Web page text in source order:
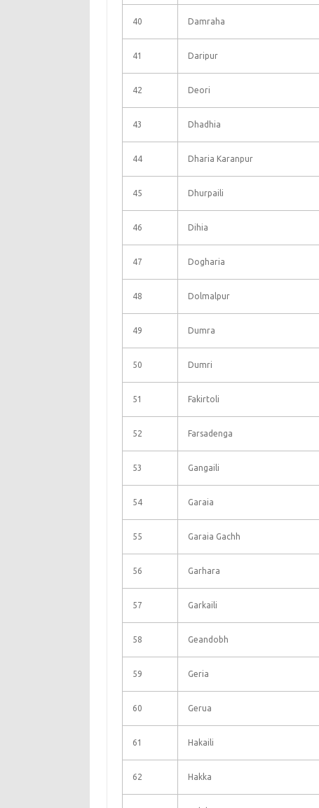
40 Damraha
41 Daripur
42 Deori
43 Dhadhia
44 Dharia Karanpur
45 Dhurpaili
46 Dihia
47 Dogharia
48 Dolmalpur
49 Dumra
50 Dumri
51 Fakirtoli
52 Farsadenga
53 Gangaili
54 Garaia
55 Garaia Gachh
56 Garhara
57 Garkaili
58 Geandobh
59 Geria
60 Gerua
61 Hakaili
62 Hakka